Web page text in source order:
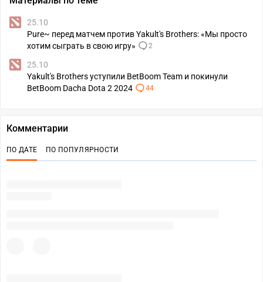
25.10
Pure~ перед матчем против Yakult's Brothers: «Мы просто
хотим сыграть в свою игру»
2
25.10
Yakult's Brothers уступили BetBoom Team и покинули
BetBoom Dacha Dota 2 2024
44
Комментарии
ПО ДАТЕ ПО ПОПУЛЯРНОСТИ